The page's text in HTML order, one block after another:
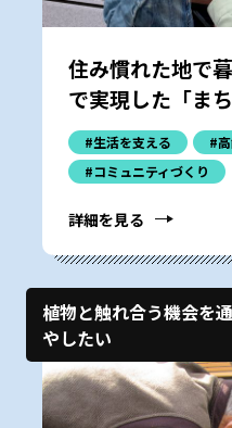
住み慣れた地で
で実現した「まち
#生活を支える
#
#コミュニティづくり
詳細を見る
植物と触れ合う機会を
やしたい